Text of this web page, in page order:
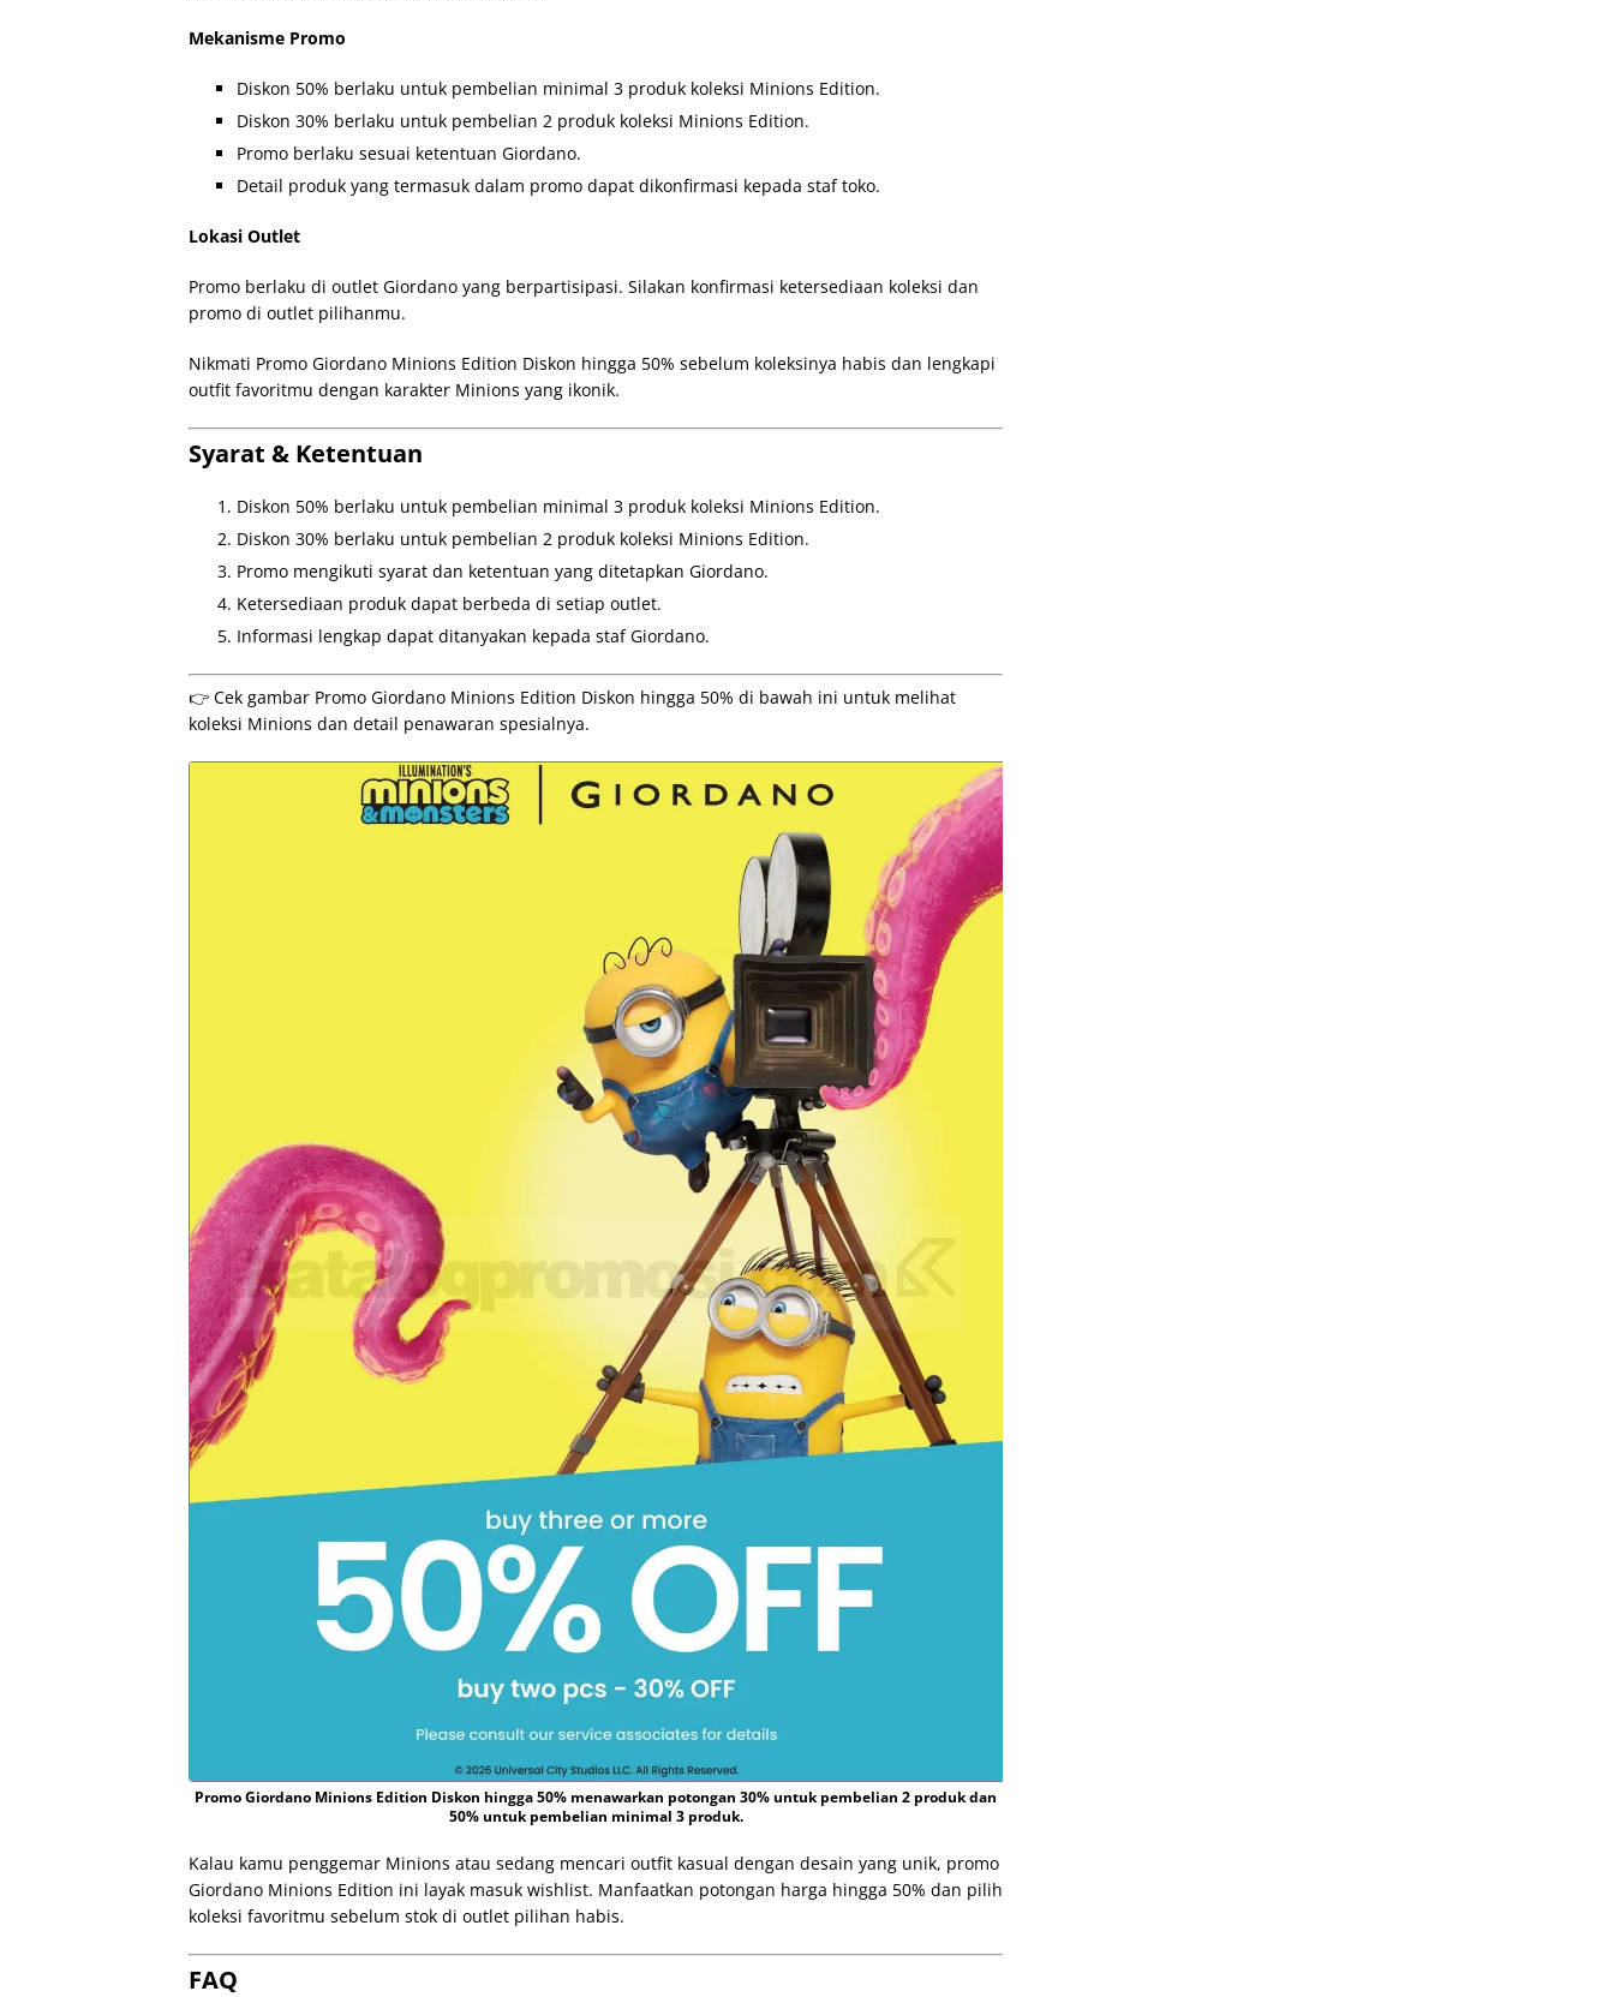
Mekanisme Promo
Diskon 50% berlaku untuk pembelian minimal 3 produk koleksi Minions Edition.
Diskon 30% berlaku untuk pembelian 2 produk koleksi Minions Edition.
Promo berlaku sesuai ketentuan Giordano.
Detail produk yang termasuk dalam promo dapat dikonfirmasi kepada staf toko.
Lokasi Outlet
Promo berlaku di outlet Giordano yang berpartisipasi. Silakan konfirmasi ketersediaan koleksi dan
promo di outlet pilihanmu.
Nikmati Promo Giordano Minions Edition Diskon hingga 50% sebelum koleksinya habis dan lengkapi
outfit favoritmu dengan karakter Minions yang ikonik.
Syarat & Ketentuan
Diskon 50% berlaku untuk pembelian minimal 3 produk koleksi Minions Edition.
Diskon 30% berlaku untuk pembelian 2 produk koleksi Minions Edition.
Promo mengikuti syarat dan ketentuan yang ditetapkan Giordano.
Ketersediaan produk dapat berbeda di setiap outlet.
Informasi lengkap dapat ditanyakan kepada staf Giordano.
👉 Cek gambar Promo Giordano Minions Edition Diskon hingga 50% di bawah ini untuk melihat
koleksi Minions dan detail penawaran spesialnya.
Promo Giordano Minions Edition Diskon hingga 50% menawarkan potongan 30% untuk pembelian 2 produk dan
50% untuk pembelian minimal 3 produk.
Kalau kamu penggemar Minions atau sedang mencari outfit kasual dengan desain yang unik, promo
Giordano Minions Edition ini layak masuk wishlist. Manfaatkan potongan harga hingga 50% dan pilih
koleksi favoritmu sebelum stok di outlet pilihan habis.
FAQ